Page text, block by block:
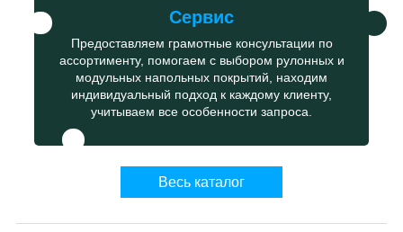
Сервис
Предоставляем грамотные консультации по
ассортименту, помогаем с выбором рулонных и
модульных напольных покрытий, находим
индивидуальный подход к каждому клиенту,
учитываем все особенности запроса.
Весь каталог